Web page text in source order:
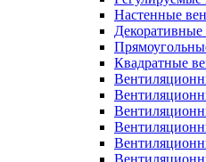
Настенные
Квадратные